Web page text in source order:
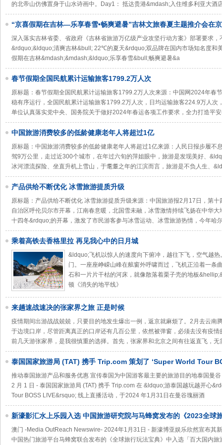
的北帝山仿佛置身于山水诗画中。Day1： 抵达贵港&mdash;入住维多利亚大酒
“京喜假期在吉林—乐享春雪•畅爽避暑”吉林文旅春夏主题推介会在
深入落实吉林省委、省政府《吉林省旅游万亿级产业攻坚行动方案》部署要求
&rdquo;&ldquo;清爽吉林&bull; 22℃的夏天&rdquo;双品牌在国内市场知名度和
假期在吉林&mdash;&mdash;&ldquo;乐享春雪&bull;畅爽避暑&a
春节假期全国民航累计运输旅客1799.2万人次
原标题：春节假期全国民航累计运输旅客1799.2万人次来源：中国网2024年春
稳有序运行，全国民航累计运输旅客1799.2万人次，日均运输旅客224.9万人次
单位认真落实党中央、国务院关于做好2024年春运各项工作要求，全力打造平
中国旅游消费较多的低龄健康老年人将超过1亿
原标题：中国旅游消费较多的低龄健康老年人将超过1亿来源：人民日报步履不
驾9万公里，走过近300个城市，在年过六旬的萍姐眼中，旅游是发现美好、
冰河漂流探险、坐直升机上雪山，于耄耋之年的江滨而言，旅游是不负人生、
产品供给不断优化 冰雪旅游提质升级
原标题：产品供给不断优化 冰雪旅游提质升级来源：中国旅游报2月17日，第
自治区呼伦贝尔市开幕，江南春意暖，北国雪未融，冰雪激情持续飞扬在中华
十四冬&rdquo;的开幕，激发了市民游客参与冰雪运动、冰雪旅游热情，今年哈
乘着高铁去香格里拉 再见我心中的日月城
&ldquo;飞机以惊人的速度向下俯冲，越往下飞，空气越
门。一座座峥嵘山峰在舷窗外呼啸而过，飞机正沿着一条
石和一片片干枯的河床，就像散落着栗子壳的地板
顿《消失的地平线》
来趟速战速决的张家界之旅 正是时候
疫情期间出游战战兢兢，只要目的地发生爆出一例，返京就麻烦了。2月去云南
于边境口岸，尽管距离真正的口岸还有几百公里，依然被弹窗，必须去没有疫
前几天游张家界，是我很慎重的选择。首先，张家界和北京之间有往返直飞，无
泰国国家旅游局 (TAT) 携手 Trip.com 策划了 ‘Super World Tour
活动
推动泰国旅游产品和服务优惠 宣传泰国为中国游客最主要的旅游目的地泰国曼
2 月 1 日 - 泰国国家旅游局 (TAT) 携手 Trip.com 在 &ldquo;游泰国越玩越开心
Tour BOSS LIVE&rsquo; 线上直播活动，于2024 年1月31日在曼谷瑰丽酒
新濠影汇水上乐园入选 中国旅游研究院与马蜂窝发布的《2023全球
「百大国内旅游新玩法」
澳门 -Media OutReach Newswire- 2024年1月31日 - 新濠博亚娱乐欣然宣布其
中国热门旅游平台马蜂窝联合发布的《全球旅行玩法宝典》中入选「百大国内